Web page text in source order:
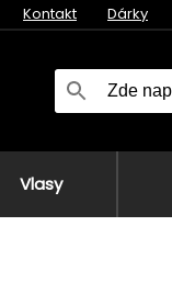
Kontakt Dárky
Vlasy